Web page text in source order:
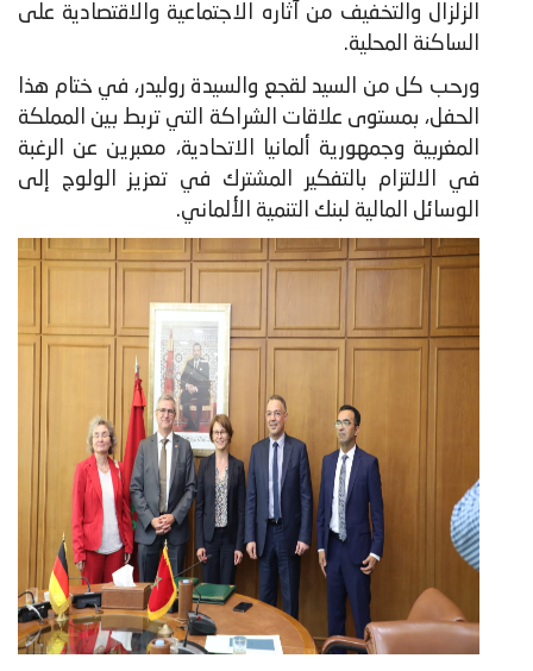
الزلزال والتخفيف من آثاره الاجتماعية والاقتصادية على
الساكنة المحلية.
ورحب كل من السيد لقجع والسيدة روليدر، في ختام هذا
الحفل، بمستوى علاقات الشراكة التي تربط بين المملكة
المغربية وجمهورية ألمانيا الاتحادية، معبرين عن الرغبة
في الالتزام بالتفكير المشترك في تعزيز الولوج إلى
الوسائل المالية لبنك التنمية الألماني.